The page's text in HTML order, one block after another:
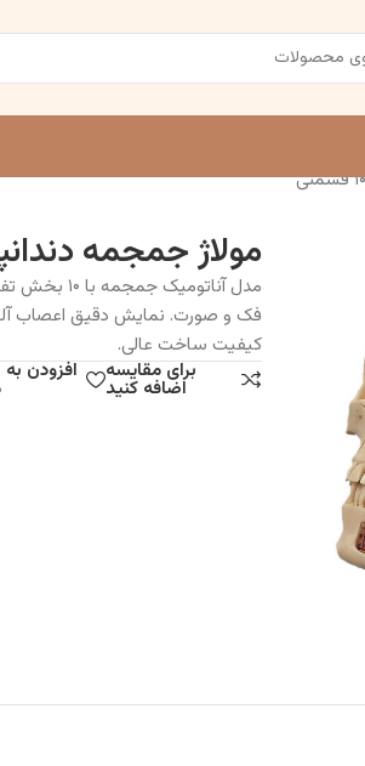
مولاژ جمجمه دندانپزشکی
مدل
فک و صورت. نمایش دقیق اعصاب
کیفیت ساخت عالی.
برای مقایسه
اضافه کنید
افزودن به